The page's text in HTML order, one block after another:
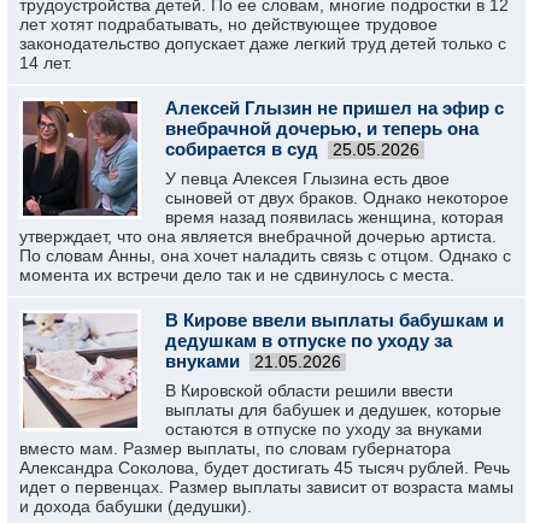
трудоустройства детей. По ее словам, многие подростки в 12
лет хотят подрабатывать, но действующее трудовое
законодательство допускает даже легкий труд детей только с
14 лет.
Алексей Глызин не пришел на эфир с
внебрачной дочерью, и теперь она
собирается в суд
25.05.2026
У певца Алексея Глызина есть двое
сыновей от двух браков. Однако некоторое
время назад появилась женщина, которая
утверждает, что она является внебрачной дочерью артиста.
По словам Анны, она хочет наладить связь с отцом. Однако с
момента их встречи дело так и не сдвинулось с места.
В Кирове ввели выплаты бабушкам и
дедушкам в отпуске по уходу за
внуками
21.05.2026
В Кировской области решили ввести
выплаты для бабушек и дедушек, которые
остаются в отпуске по уходу за внуками
вместо мам. Размер выплаты, по словам губернатора
Александра Соколова, будет достигать 45 тысяч рублей. Речь
идет о первенцах. Размер выплаты зависит от возраста мамы
и дохода бабушки (дедушки).